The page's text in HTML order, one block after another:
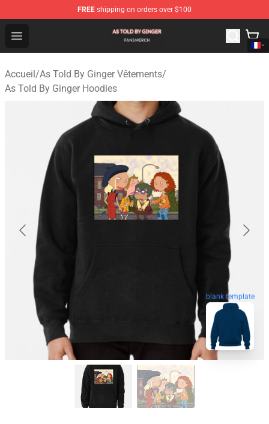
FREE shipping on orders over $100
Open menu
As Told By Ginger Shop - Official As Told By Ginger
Accueil/As Told By Ginger Vêtements/
As Told By Ginger Hoodies
blank template